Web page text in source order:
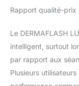
Rapport qualité-prix
Le DERMAFLASH
intelligent, surtout
par rapport aux
Plusieurs